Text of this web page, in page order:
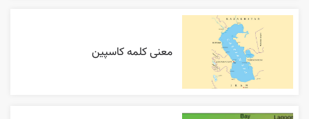
معنی کلمه کاسپین